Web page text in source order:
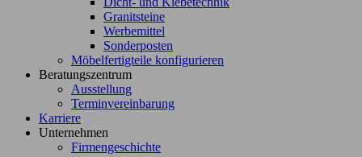
Granitsteine
Werbemittel
Sonderposten
Möbelfertigteile konfigurieren
Beratungszentrum
Ausstellung
Terminvereinbarung
Karriere
Unternehmen
Firmengeschichte